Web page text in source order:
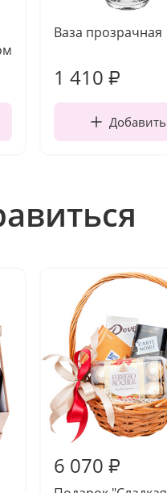
Ваза прозрачная
1 410 ₽
Добавить
6 070 ₽